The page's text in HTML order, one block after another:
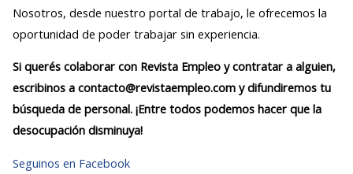
Nosotros, desde nuestro portal de trabajo, le ofrecemos la
oportunidad de poder trabajar sin experiencia.
Si querés colaborar con Revista Empleo y contratar a alguien,
escribinos a contacto@revistaempleo.com y difundiremos tu
búsqueda de personal. ¡Entre todos podemos hacer que la
desocupación disminuya!
Seguinos en Facebook